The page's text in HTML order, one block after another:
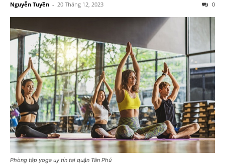
Nguyễn Tuyền - 20 Tháng 12, 2023 0
Phòng tập yoga uy tín tại quận Tân Phú